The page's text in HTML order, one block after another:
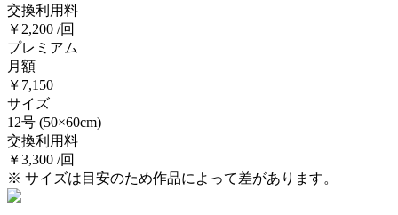
交換利用料
￥2,200 /回
プレミアム
月額
￥7,150
サイズ
12号 (50×60cm)
交換利用料
￥3,300 /回
※ サイズは目安のため作品によって差があります。